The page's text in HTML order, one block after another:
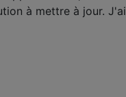
à mettre à jour. J'ai